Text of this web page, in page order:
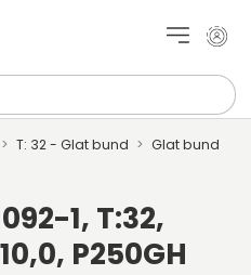
Mit
T: 32 - Glat bund Glat bund
1, T:32,
P250GH